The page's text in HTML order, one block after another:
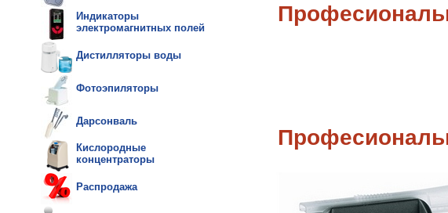
Индикаторы
электромагнитных полей
Дистилляторы воды
Фотоэпиляторы
Дарсонваль
Кислородные
концентраторы
Распродажа